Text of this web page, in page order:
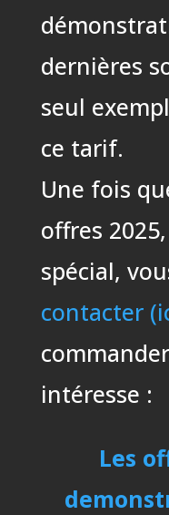
dernières
seul
ce tarif.
Une fois
offres
spécial,
contacter
intéresse :
Les